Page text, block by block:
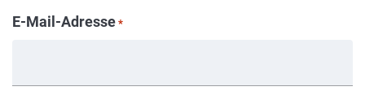
E-Mail-Adresse *